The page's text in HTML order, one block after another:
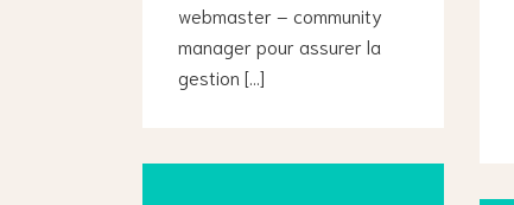
webmaster – community
manager pour assurer la
gestion […]